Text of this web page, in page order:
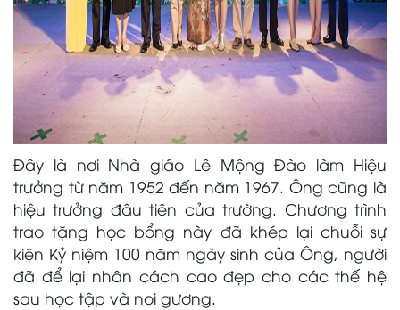
Đây là nơi Nhà giáo Lê Mộng Đào làm Hiệu
trưởng từ năm 1952 đến năm 1967. Ông cũng là
hiệu trưởng đâu tiên của trường. Chương trình
trao tặng học bổng này đã khép lại chuỗi sự
kiện Kỷ niệm 100 năm ngày sinh của Ông, người
đã để lại nhân cách cao đẹp cho các thế hệ
sau học tập và noi gương.